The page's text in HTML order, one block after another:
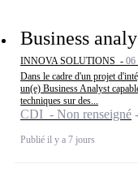
Business
INNOVA SOLUTIONS - 06
Dans le cadre d'un projet
un(e) Business Analyst
techniques sur des...
CDI - Non renseigné
Publié il y a 7 jours